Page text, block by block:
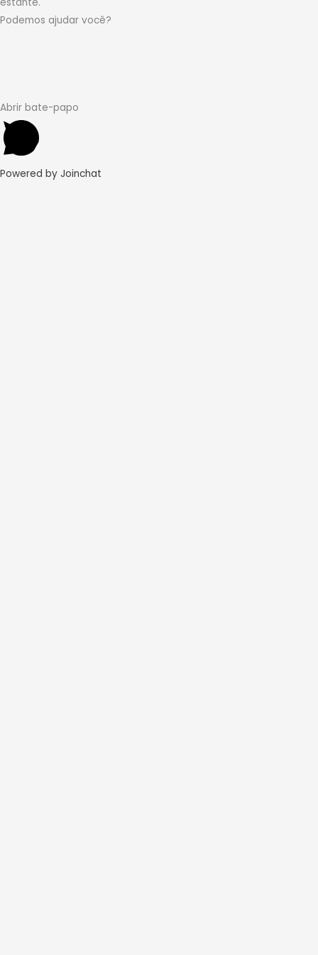
estante.
Podemos ajudar você?
Abrir bate-papo
Powered by Joinchat